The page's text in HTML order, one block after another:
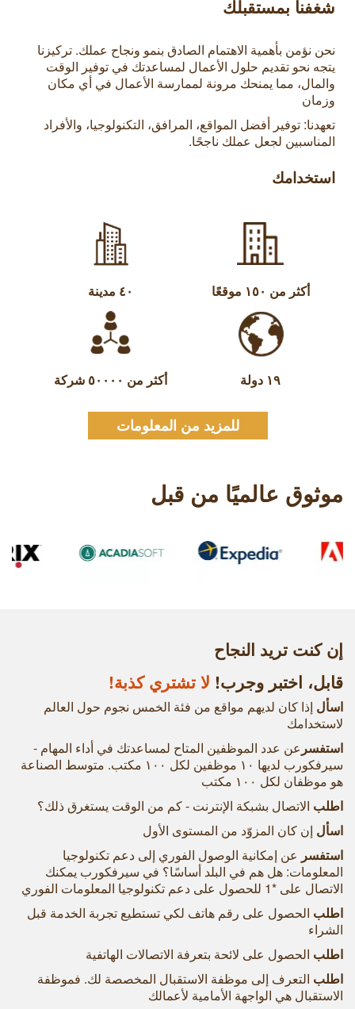
شغفنا بمستقبلك
نحن نؤمن بأهمية الاهتمام الصادق بنمو ونجاح عملك. تركيزنا
يتجه نحو تقديم حلول الأعمال لمساعدتك في توفير الوقت
والمال، مما يمنحك مرونة لممارسة الأعمال في أي مكان
وزمان
تعهدنا: توفير أفضل المواقع، المرافق، التكنولوجيا، والأفراد
المناسبين لجعل عملك ناجحًا.
استخدامك
أكثر من ۱٥۰ موقعًا ٤۰ مدينة
۱۹ دولة أكثر من ٥٠٠٠٠ شركة
للمزيد من المعلومات
موثوق عالميًا من قبل
إن كنت تريد النجاح
قابل، اختبر وجرب! لا تشتري كذبة!
اسأل إذا كان لديهم مواقع من فئة الخمس نجوم حول العالم
لاستخدامك
استفسر عن عدد الموظفين المتاح لمساعدتك في أداء المهام -
سيرفكورب لديها ١٠ موظفين لكل ١٠٠ مكتب. متوسط الصناعة
هو موظفان لكل ١٠٠ مكتب
اطلب الاتصال بشبكة الإنترنت - كم من الوقت يستغرق ذلك؟
اسأل إن كان المزوّد من المستوى الأول
استفسر عن إمكانية الوصول الفوري إلى دعم تكنولوجيا
المعلومات: هل هم في البلد أساسًا؟ في سيرفكورب يمكنك
الاتصال على *1 للحصول على دعم تكنولوجيا المعلومات الفوري
اطلب الحصول على رقم هاتف لكي تستطيع تجربة الخدمة قبل
الشراء
اطلب الحصول على لائحة بتعرفة الاتصالات الهاتفية
اطلب التعرف إلى موظفة الاستقبال المخصصة لك. فموظفة
الاستقبال هي الواجهة الأمامية لأعمالك